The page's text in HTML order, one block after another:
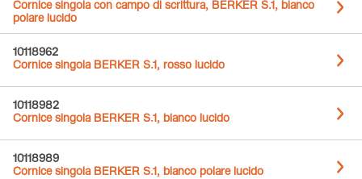
Cornice singola con campo di scrittura, BERKER S.1, bianco
polare lucido
10118962
Cornice singola BERKER S.1, rosso lucido
10118982
Cornice singola BERKER S.1, bianco lucido
10118989
Cornice singola BERKER S.1, bianco polare lucido